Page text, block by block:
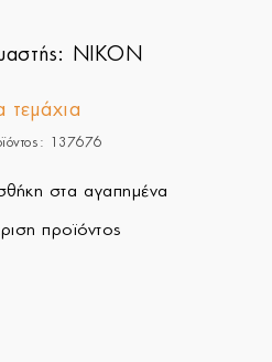
NIKON
τεμάχια
137676
στα αγαπημένα
προϊόντος